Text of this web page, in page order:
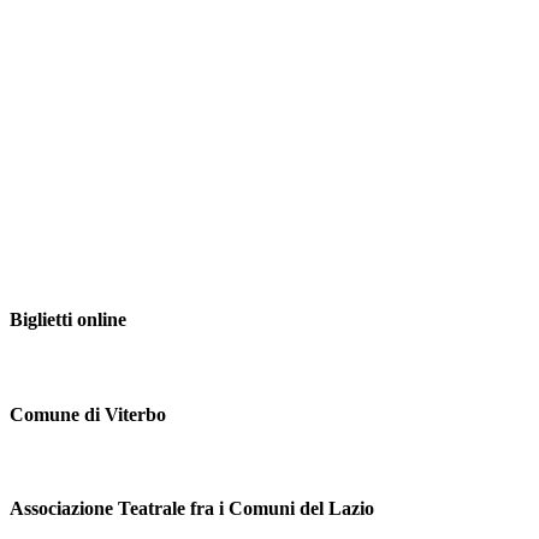
Biglietti online
Comune di Viterbo
Associazione Teatrale fra i Comuni del Lazio